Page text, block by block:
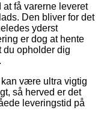
få varerne leveret
Den bliver for det
yderst
er dog at hente
du opholder dig
være ultra vigtig
så herved er det
leveringstid på